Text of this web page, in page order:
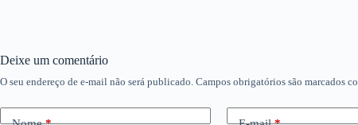
Deixe um comentário
O seu endereço de e-mail não será publicado. Campos obrigatórios são marcados